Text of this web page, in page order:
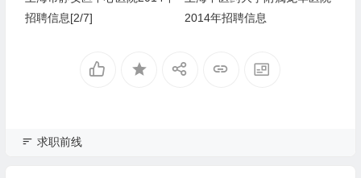
招聘信息[2/7]
2014年招聘信息
求职前线